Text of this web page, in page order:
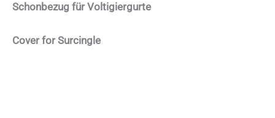
Schonbezug für Voltigiergurte
Cover for Surcingle